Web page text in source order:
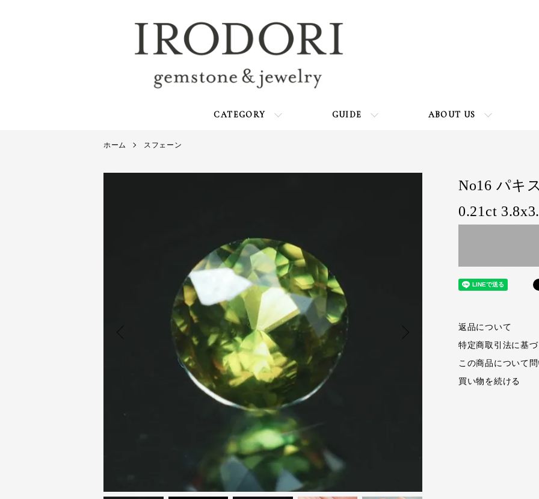
CATEGORY GUIDE ABOUT US
ホーム スフェーン
No16 パキ
0.21ct
返品について
特定商取引法に基
この商品について
買い物を続ける